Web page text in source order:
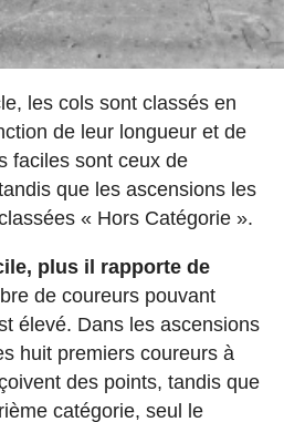
les cols sont classés en
de leur longueur et de
faciles sont ceux de
que les ascensions les
« Hors Catégorie ».
plus il rapporte de
de coureurs pouvant
élevé. Dans les ascensions
huit premiers coureurs à
des points, tandis que
catégorie, seul le